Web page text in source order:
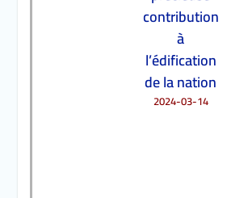
contribution
à
l’édification
de la nation
2024-03-14